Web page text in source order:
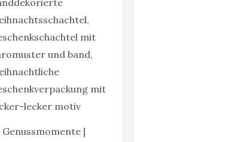
Genussmomente |